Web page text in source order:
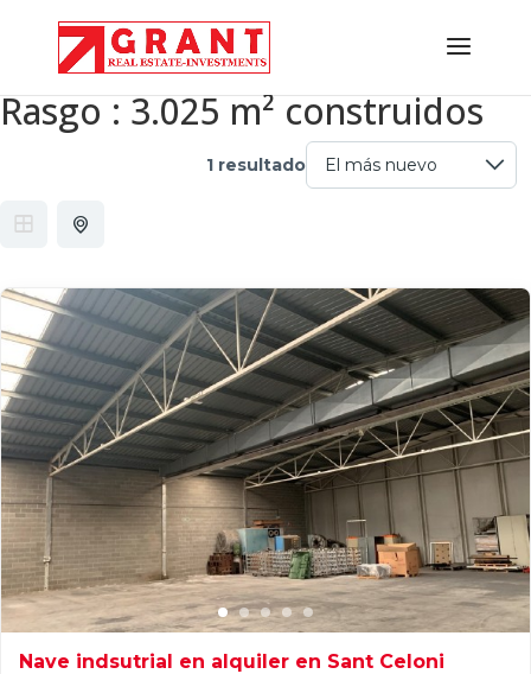
Rasgo :3.025 m² construidos
1 resultado
Nave indsutrial en alquiler en Sant Celoni